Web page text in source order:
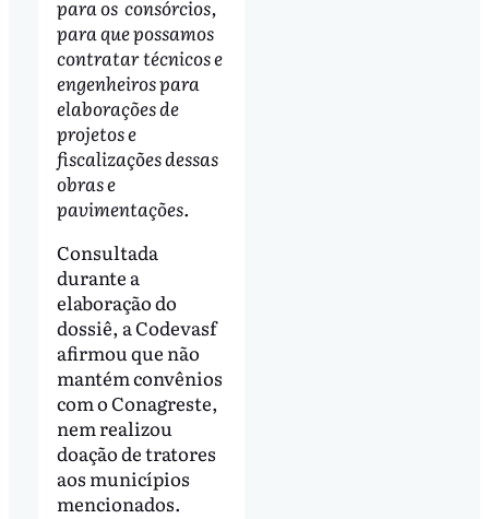
para os consórcios,
para que possamos
contratar técnicos e
engenheiros para
elaborações de
projetos e
fiscalizações dessas
obras e
pavimentações.
Consultada
durante a
elaboração do
dossiê, a Codevasf
afirmou que não
mantém convênios
com o Conagreste,
nem realizou
doação de tratores
aos municípios
mencionados.